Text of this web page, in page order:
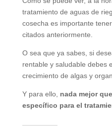
tratamiento de aguas de
cosecha es importante
citados anteriormente.
O sea que ya sabes, si
rentable y saludable debes
crecimiento de algas y
Y para ello, nada mejor
específico para el